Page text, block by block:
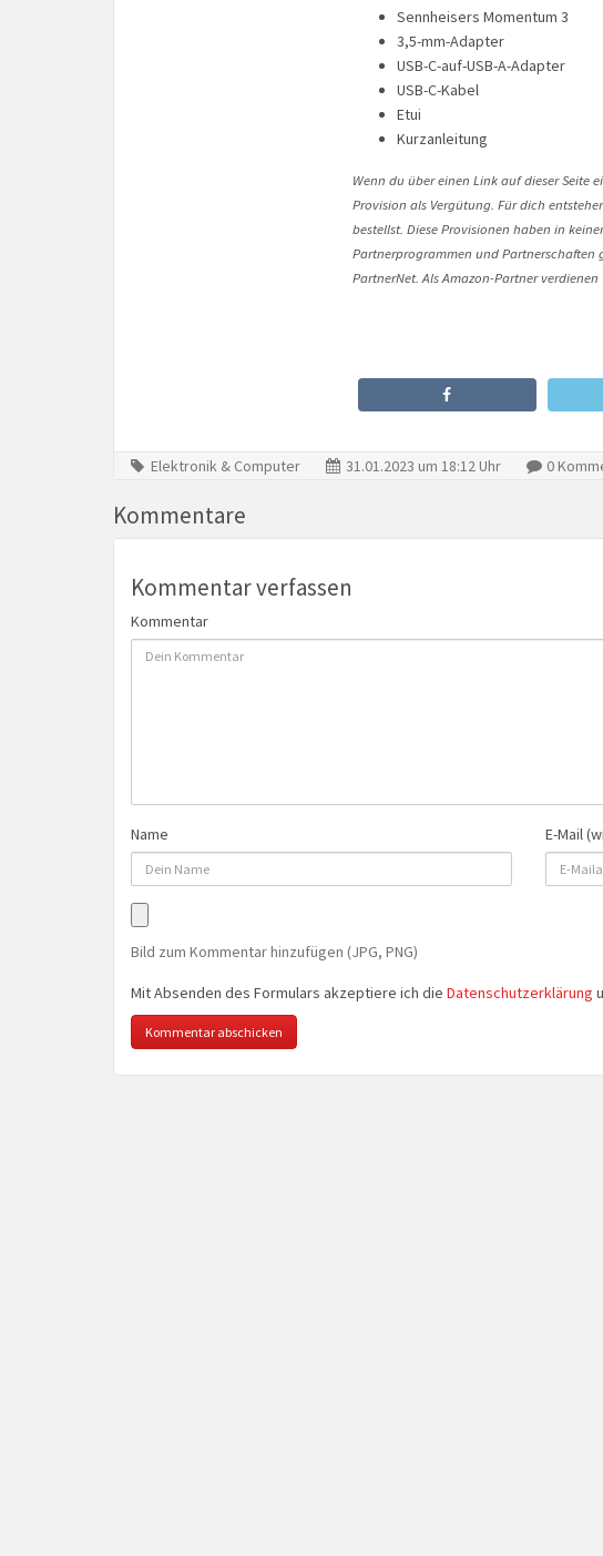
Sennheisers Momentum 3
3,5-mm-Adapter
USB-C-auf-USB-A-Adapter
USB-C-Kabel
Etui
Kurzanleitung
Wenn du über einen Link auf dieser Seite
Provision als Vergütung. Für dich
bestellst. Diese Provisionen haben in
Partnerprogrammen und Partnerschaften
PartnerNet. Als Amazon-Partner
Elektronik & Computer 31.01.2023 um 18:12 Uhr 0
Kommentare
Kommentar verfassen
Kommentar
Name E-Mail
Bild zum Kommentar hinzufügen (JPG, PNG)
Mit Absenden des Formulars akzeptiere ich die Datenschutzerklärung